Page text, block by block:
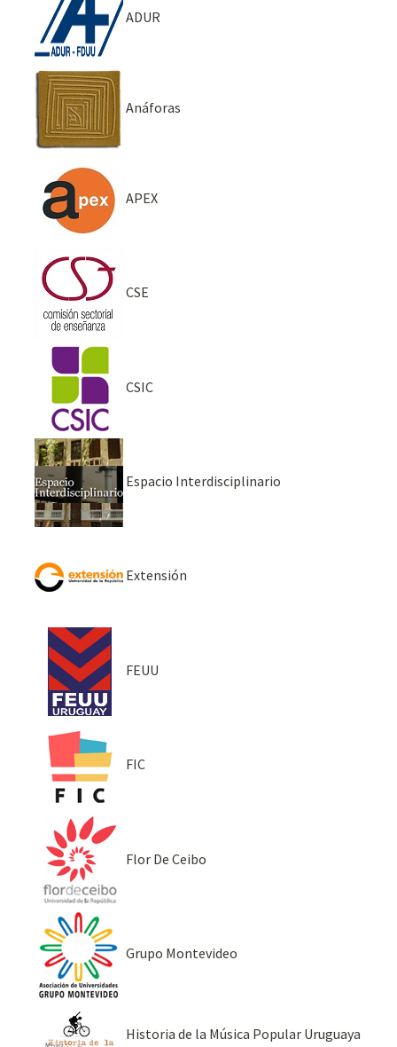
ADUR
Anáforas
APEX
CSE
CSIC
Espacio Interdisciplinario
Extensión
FEUU
FIC
Flor De Ceibo
Grupo Montevideo
Historia de la Música Popular Uruguaya